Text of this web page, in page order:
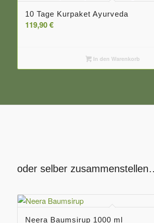
10 Tage Kurpaket Ayurveda
119,90€
In den Warenkorb
oder selber
Neera Baumsirup 1000 ml